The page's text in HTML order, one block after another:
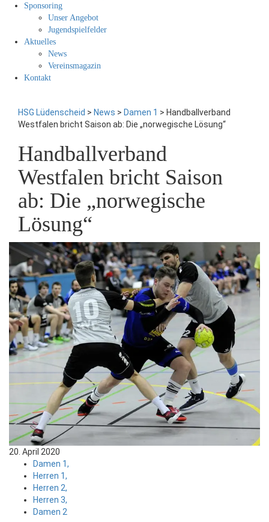
Sponsoring
Unser Angebot
Jugendspielfelder
Aktuelles
News
Vereinsmagazin
Kontakt
HSG Lüdenscheid > News > Damen 1 > Handballverband
Westfalen bricht Saison ab: Die „norwegische Lösung“
Handballverband
Westfalen bricht Saison
ab: Die „norwegische
Lösung“
20. April 2020
Damen 1,
Herren 1,
Herren 2,
Herren 3,
Damen 2